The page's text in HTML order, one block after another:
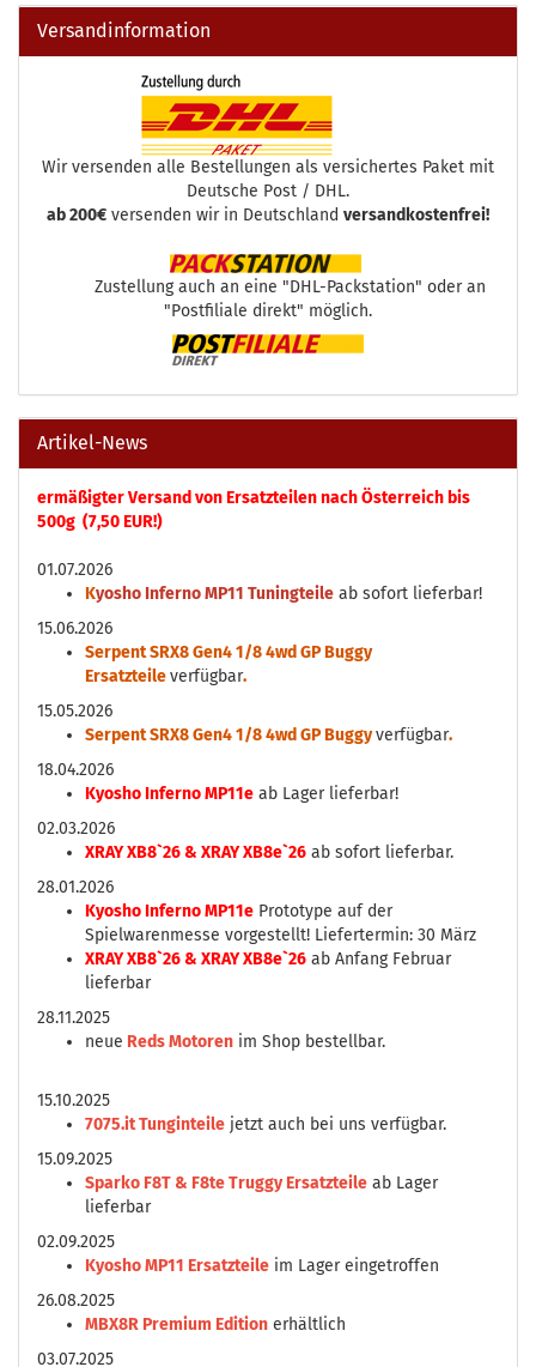
Versandinformation
Wir versenden alle Bestellungen als versichertes Paket mit
Deutsche Post / DHL.
ab 200€ versenden wir in Deutschland versandkostenfrei!
Zustellung auch an eine "DHL-Packstation" oder an
"Postfiliale direkt" möglich.
Artikel-News
ermäßigter Versand von Ersatzteilen nach Österreich bis
500g (7,50 EUR!)
01.07.2026
Kyosho Inferno MP11 Tuningteile ab sofort lieferbar!
15.06.2026
Serpent SRX8 Gen4 1/8 4wd GP Buggy
Ersatzteileverfügbar.
15.05.2026
Serpent SRX8 Gen4 1/8 4wd GP Buggyverfügbar.
18.04.2026
Kyosho Inferno MP11e ab Lager lieferbar!
02.03.2026
XRAY XB8`26 & XRAY XB8e`26 ab sofort lieferbar.
28.01.2026
Kyosho Inferno MP11e Prototype auf der
Spielwarenmesse vorgestellt! Liefertermin: 30 März
XRAY XB8`26 & XRAY XB8e`26 ab Anfang Februar
lieferbar
28.11.2025
neue Reds Motoren im Shop bestellbar.
15.10.2025
7075.it Tunginteile jetzt auch bei uns verfügbar.
15.09.2025
Sparko F8T & F8te Truggy Ersatzteile ab Lager
lieferbar
02.09.2025
Kyosho MP11 Ersatzteile im Lager eingetroffen
26.08.2025
MBX8R Premium Edition erhältlich
03.07.2025